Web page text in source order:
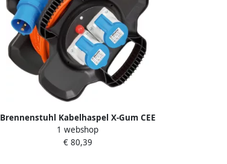
Brennenstuhl Kabelhaspel X-Gum CEE
IP 44 voor Camping Maritime 10m
H07RN-F 3G2 5 1169730101
1 webshop
€ 80,39